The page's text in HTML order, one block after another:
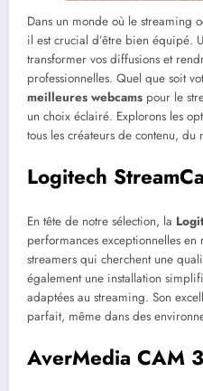
Dans un monde où le streaming
il est crucial d’être bien équipé.
transformer vos diffusions et
professionnelles. Quel que soit
meilleures webcams pour le
un choix éclairé. Explorons les
tous les créateurs de contenu, du
Logitech
En tête de notre sélection, la
performances exceptionnelles
streamers qui cherchent une
également une installation
adaptées au streaming. Son
parfait, même dans des
AverMedia CAM